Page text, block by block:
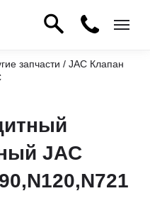
запчасти / JAC Клапан
JAC